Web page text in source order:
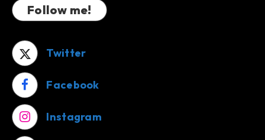
Follow me!
Twitter
Facebook
Instagram